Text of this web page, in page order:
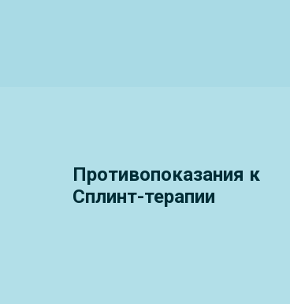
Противопоказания к
Сплинт-терапии